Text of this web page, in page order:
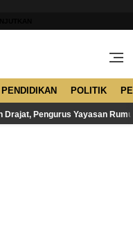
PENDIDIKAN POLITIK
Drajat, Pengurus Yayasan